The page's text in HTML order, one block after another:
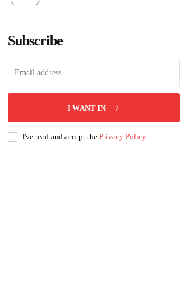
Subscribe
I WANT IN
I've read and accept the Privacy Policy.